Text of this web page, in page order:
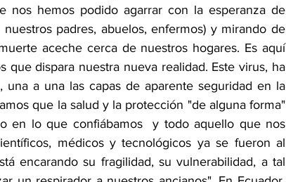
hemos podido agarrar con la esperanza de
padres, abuelos, enfermos) y mirando de
aceche cerca de nuestros hogares. Es aquí
dispara nuestra nueva realidad. Este virus, ha
a una las capas de aparente seguridad en la
que la salud y la protección "de alguna forma"
en lo que confiábamos  y todo aquello que nos
médicos y tecnológicos ya se fueron al
encarando su fragilidad, su vulnerabilidad, a tal